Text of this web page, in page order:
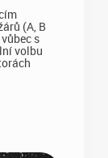
(A, B
s
volbu